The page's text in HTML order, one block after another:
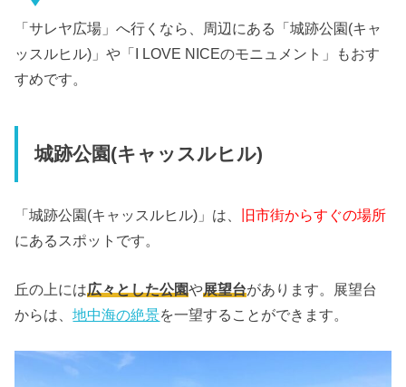
「サレヤ広場」へ行くなら、周辺にある「城跡公園(キャ
ッスルヒル)」や「I LOVE NICEのモニュメント」もおす
すめです。
城跡公園(キャッスルヒル)
「城跡公園(キャッスルヒル)」は、
旧市街からすぐの場所
にあるスポットです。
丘の上には広々とした公園や展望台があります。展望台
からは、地中海の絶景を一望することができます。